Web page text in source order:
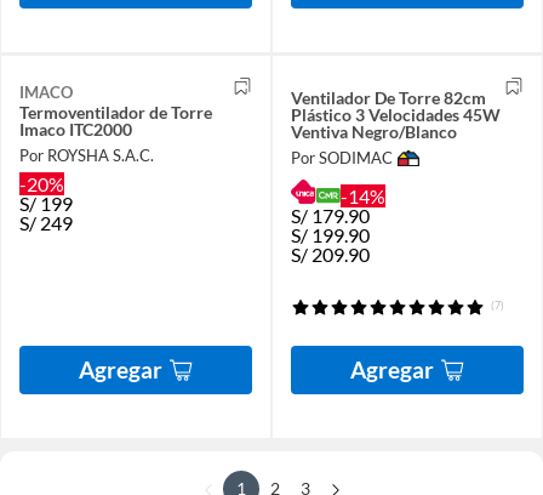
IMACO
Termoventilador de Torre
Imaco ITC2000
Por ROYSHA S.A.C.
-20%
S/ 199
S/ 249
Agregar
Ventilador De Torre 82cm
Plástico 3 Velocidades 45W
Ventiva Negro/Blanco
Por SODIMAC
-14%
S/ 179.90
S/ 199.90
S/ 209.90
(7)
Agregar
1 2 3